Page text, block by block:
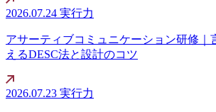
2026.07.24 実行力
アサーティブコミュニケーション研修｜
えるDESC法と設計のコツ
2026.07.23 実行力